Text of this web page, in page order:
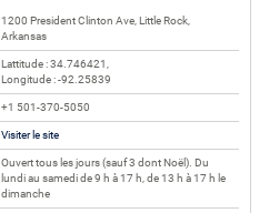
1200 President Clinton Ave, Little Rock,
Arkansas
Lattitude : 34.746421,
Longitude : -92.25839
+1 501-370-5050
Visiter le site
Ouvert tous les jours (sauf 3 dont Noël). Du
lundi au samedi de 9 h à 17 h, de 13 h à 17 h le
dimanche